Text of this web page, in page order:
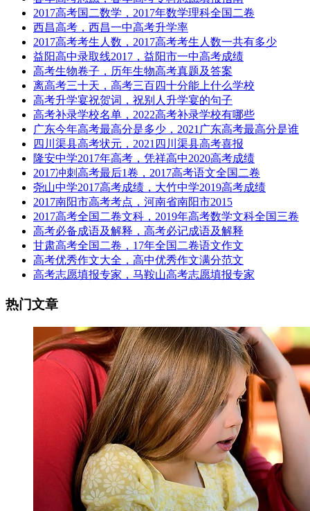
2017高考国二数学，2017年数学理科全国二卷
西昌高考，西昌一中高考升学率
2017高考考生人数，2017高考考生人数一共有多少
益阳高中录取线2017，益阳市一中高考成绩
高考生物卷子，历年生物高考真题及答案
离高考三十天，高考三百四十分能上什么学校
高考升学宴祝贺词，祝别人升学宴的句子
高考补录学校名单，2022高考补录学校有哪些
广东今年高考最高分是多少，2021广东高考最高分是谁
四川渠县高考状元，2021四川渠县高考喜报
隆安中学2017年高考，凭祥高中2020高考成绩
2017冲刺高考最后1卷，2017高考语文全国二卷
尧山中学2017高考成绩，大竹中学2019高考成绩
2017南阳市高考考点，河南省南阳市2015
2017高考全国二卷文科，2019年高考数学文科全国三卷
高考必备成语及解释，高考必记成语及解释
甘肃高考全国二卷，17年全国二卷语文作文
高考优秀作文大全，高中优秀作文满分范文
高考志愿填报专家，马鞍山高考志愿填报专家
热门文章